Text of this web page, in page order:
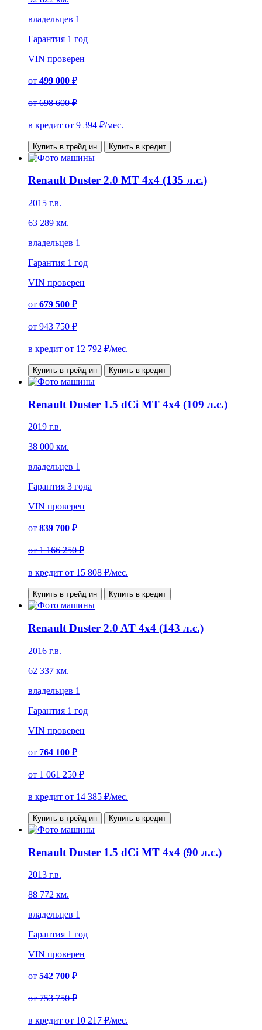
владельцев 1
Гарантия 1 год
VIN проверен
от 499 000 ₽
от698 600 ₽
в кредит от 9 394 ₽/мес.
Купить в трейд ин Купить в кредит
Renault Duster 2.0 MT 4x4 (135 л.с.)
2015 г.в.
63 289 км.
владельцев 1
Гарантия 1 год
VIN проверен
от 679 500 ₽
от943 750 ₽
в кредит от 12 792 ₽/мес.
Купить в трейд ин Купить в кредит
Renault Duster 1.5 dCi MT 4x4 (109 л.с.)
2019 г.в.
38 000 км.
владельцев 1
Гарантия 3 года
VIN проверен
от 839 700 ₽
от1 166 250 ₽
в кредит от 15 808 ₽/мес.
Купить в трейд ин Купить в кредит
Renault Duster 2.0 AT 4x4 (143 л.с.)
2016 г.в.
62 337 км.
владельцев 1
Гарантия 1 год
VIN проверен
от 764 100 ₽
от1 061 250 ₽
в кредит от 14 385 ₽/мес.
Купить в трейд ин Купить в кредит
Renault Duster 1.5 dCi MT 4x4 (90 л.с.)
2013 г.в.
88 772 км.
владельцев 1
Гарантия 1 год
VIN проверен
от 542 700 ₽
от753 750 ₽
в кредит от 10 217 ₽/мес.